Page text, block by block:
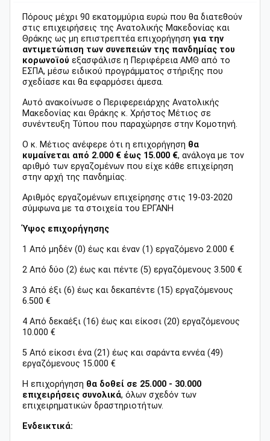
Πόρους μέχρι 90 εκατομμύρια ευρώ που θα διατεθούν
στις επιχειρήσεις της Ανατολικής Μακεδονίας και
Θράκης ως μη επιστρεπτέα επιχορήγηση για την
αντιμετώπιση των συνεπειών της πανδημίας του
κορωνοϊού εξασφάλισε η Περιφέρεια ΑΜΘ από το
ΕΣΠΑ, μέσω ειδικού προγράμματος στήριξης που
σχεδίασε και θα εφαρμόσει άμεσα.
Αυτό ανακοίνωσε ο Περιφερειάρχης Ανατολικής
Μακεδονίας και Θράκης κ. Χρήστος Μέτιος σε
συνέντευξη Τύπου που παραχώρησε στην Κομοτηνή.
Ο κ. Μέτιος ανέφερε ότι η επιχορήγηση θα
κυμαίνεται από 2.000 € έως 15.000 €, ανάλογα με τον
αριθμό των εργαζομένων που είχε κάθε επιχείρηση
στην αρχή της πανδημίας.
Αριθμός εργαζομένων επιχείρησης στις 19-03-2020
σύμφωνα με τα στοιχεία του ΕΡΓΑΝΗ
Ύψος επιχορήγησης
1 Από μηδέν (0) έως και έναν (1) εργαζόμενο 2.000 €
2 Από δύο (2) έως και πέντε (5) εργαζόμενους 3.500 €
3 Από έξι (6) έως και δεκαπέντε (15) εργαζόμενους
6.500 €
4 Από δεκαέξι (16) έως και είκοσι (20) εργαζόμενους
10.000 €
5 Από είκοσι ένα (21) έως και σαράντα εννέα (49)
εργαζόμενους 15.000 €
Η επιχορήγηση θα δοθεί σε 25.000 - 30.000
επιχειρήσεις συνολικά, όλων σχεδόν των
επιχειρηματικών δραστηριοτήτων.
Ενδεικτικά: